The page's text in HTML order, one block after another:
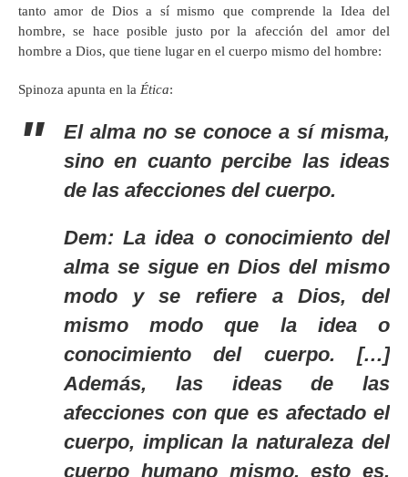
tanto amor de Dios a sí mismo que comprende la Idea del
hombre, se hace posible justo por la afección del amor del
hombre a Dios, que tiene lugar en el cuerpo mismo del hombre:
Spinoza apunta en la Ética:
El alma no se conoce a sí misma,
sino en cuanto percibe las ideas
de las afecciones del cuerpo.
Dem: La idea o conocimiento del
alma se sigue en Dios del mismo
modo y se refiere a Dios, del
mismo modo que la idea o
conocimiento del cuerpo. […]
Además, las ideas de las
afecciones con que es afectado el
cuerpo, implican la naturaleza del
cuerpo humano mismo, esto es,